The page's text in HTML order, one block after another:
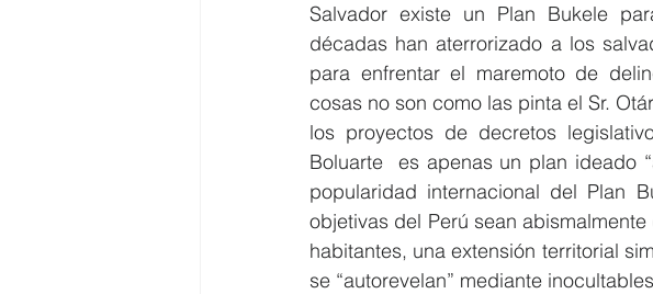
Salvador existe un Plan Bukele
décadas han aterrorizado a los
para enfrentar el maremoto de
cosas no son como las pinta el Sr.
los proyectos de decretos
Boluarte  es apenas un plan ideado
popularidad internacional del Plan
objetivas del Perú sean
habitantes, una extensión territorial
se “autorevelan” mediante